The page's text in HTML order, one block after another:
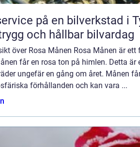
på en bilverkstad i
och hållbar bilvardag
över Rosa Månen Rosa Månen är
får en rosa ton på himlen. Detta är
ungefär en gång om året. Månen
förhållanden och kan vara ...